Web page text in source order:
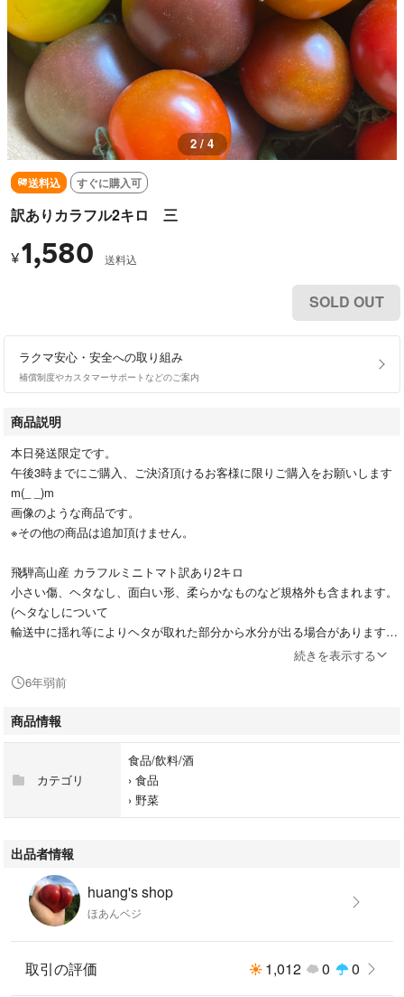
2 / 4
送料込 すぐに購入可
訳ありカラフル2キロ 三
¥1,580 送料込
SOLD OUT
ラクマ安心・安全への取り組み
補償制度やカスタマーサポートなどのご案内
商品説明
本日発送限定です。
午後3時までにご購入、ご決済頂けるお客様に限りご購入をお願いします
m(_ _)m
画像のような商品です。
※その他の商品は追加頂けません。
飛騨高山産 カラフルミニトマト訳あり2キロ
小さい傷、ヘタなし、面白い形、柔らかなものなど規格外も含まれます。
(ヘタなしについて
輸送中に揺れ等によりヘタが取れた部分から水分が出る場合があります。
土で育ててますので、トマトにそれぞれ個性があり、酸味とみずみずしさ
の昔ながらのトマト味やほんのり甘みのあるものなど様々です。
がっつり甘いトマトをお求めの方はご遠慮ください。
訳ありカラフル2キロ常温送料込み
また2泊必要となる場合にはクール便をお勧めしておりますので、ご購入
お手数ですが、ご購入後すぐにお電話番号とご希望のお届け時間帯がござ
いましたらお知らせください。
・午前中
続きを表示する
6年弱前
商品情報
カテゴリ
食品/飲料/酒
› 食品
› 野菜
出品者情報
huang's shop
ほあんベジ
取引の評価 1,012 0 0